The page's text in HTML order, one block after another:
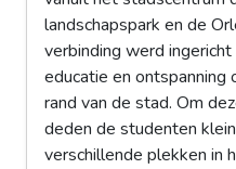
landschapspark en de
verbinding werd
educatie en ontspanning
rand van de stad. Om
deden de studenten
verschillende plekken in